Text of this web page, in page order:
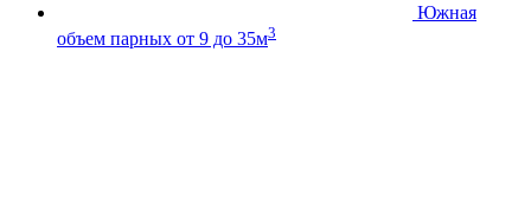
Южная
объем парных от 9 до 35м3